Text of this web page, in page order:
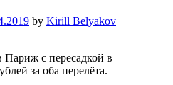
by Kirill Belyakov
с пересадкой в
за оба перелёта.